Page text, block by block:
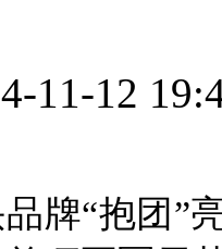
11-12
牌“抱团”